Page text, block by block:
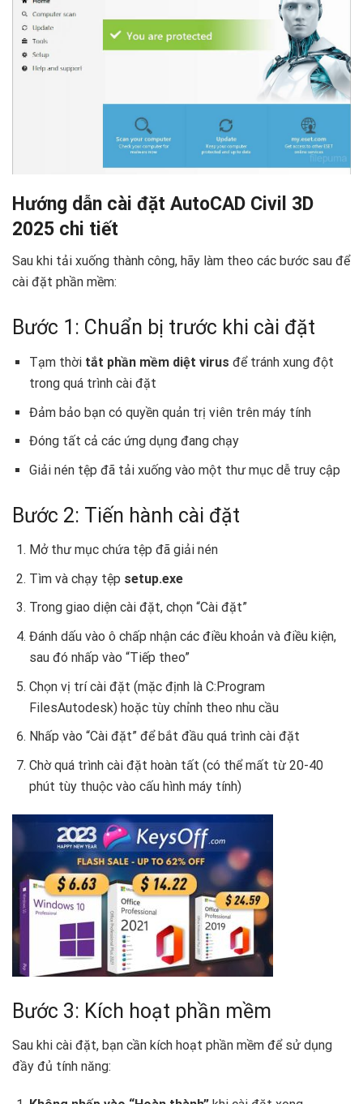
Hướng dẫn cài đặt AutoCAD Civil 3D
2025 chi tiết ️
Sau khi tải xuống thành công, hãy làm theo các bước sau để
cài đặt phần mềm:
Bước 1: Chuẩn bị trước khi cài đặt
Tạm thời tắt phần mềm diệt virus để tránh xung đột
trong quá trình cài đặt
Đảm bảo bạn có quyền quản trị viên trên máy tính
Đóng tất cả các ứng dụng đang chạy
Giải nén tệp đã tải xuống vào một thư mục dễ truy cập
Bước 2: Tiến hành cài đặt
Mở thư mục chứa tệp đã giải nén
Tìm và chạy tệp setup.exe
Trong giao diện cài đặt, chọn “Cài đặt”
Đánh dấu vào ô chấp nhận các điều khoản và điều kiện,
sau đó nhấp vào “Tiếp theo”
Chọn vị trí cài đặt (mặc định là C:Program
FilesAutodesk) hoặc tùy chỉnh theo nhu cầu
Nhấp vào “Cài đặt” để bắt đầu quá trình cài đặt
Chờ quá trình cài đặt hoàn tất (có thể mất từ 20-40
phút tùy thuộc vào cấu hình máy tính)
Bước 3: Kích hoạt phần mềm
Sau khi cài đặt, bạn cần kích hoạt phần mềm để sử dụng
đầy đủ tính năng: